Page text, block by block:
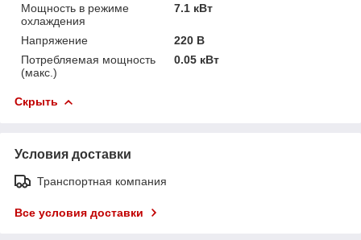
Мощность в режиме
охлаждения
7.1 кВт
Напряжение
220 В
Потребляемая мощность
(макс.)
0.05 кВт
Скрыть
Условия доставки
Транспортная компания
Все условия доставки